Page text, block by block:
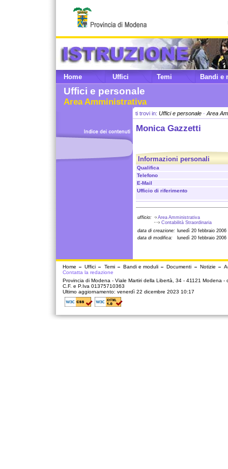
Home Uffici Temi Bandi e
Uffici e personale
Area Amministrativa
ti trovi in: Uffici e personale · Area
Monica Gazzetti
Informazioni personali
Qualifica
Telefono
E-Mail
Ufficio di riferimento
ufficio: ·› Area Amministrativa
···› Contabilità Straordinaria
data di creazione:
lunedì 20 febbraio 2006
data di modifica:
lunedì 20 febbraio 2006
Home Uffici Temi Bandi e moduli Documenti Notizie
Contatta la redazione
Provincia di Modena - Viale Martiri della Libertà, 34 - 41121 Modena -
C.F. e P.Iva 01375710363
Ultimo aggiornamento: venerdì 22 dicembre 2023 10:17